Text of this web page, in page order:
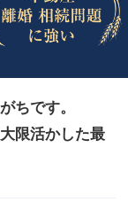
ちです。
限活かした最